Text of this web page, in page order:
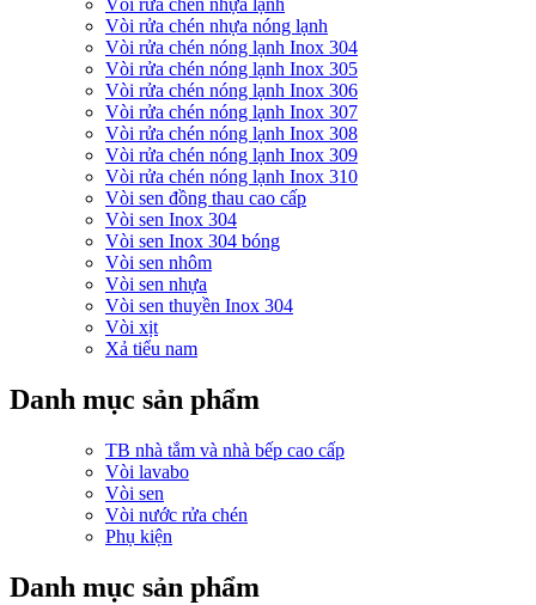
Vòi rửa chén nhựa lạnh
Vòi rửa chén nhựa nóng lạnh
Vòi rửa chén nóng lạnh Inox 304
Vòi rửa chén nóng lạnh Inox 305
Vòi rửa chén nóng lạnh Inox 306
Vòi rửa chén nóng lạnh Inox 307
Vòi rửa chén nóng lạnh Inox 308
Vòi rửa chén nóng lạnh Inox 309
Vòi rửa chén nóng lạnh Inox 310
Vòi sen đồng thau cao cấp
Vòi sen Inox 304
Vòi sen Inox 304 bóng
Vòi sen nhôm
Vòi sen nhựa
Vòi sen thuyền Inox 304
Vòi xịt
Xả tiểu nam
Danh mục sản phẩm
TB nhà tắm và nhà bếp cao cấp
Vòi lavabo
Vòi sen
Vòi nước rửa chén
Phụ kiện
Danh mục sản phẩm